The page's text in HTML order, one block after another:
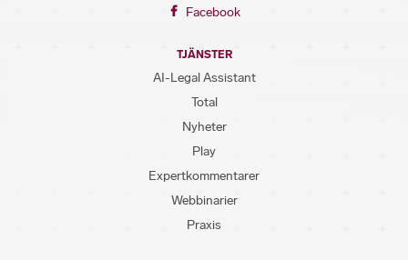
Facebook
TJÄNSTER
AI-Legal Assistant
Total
Nyheter
Play
Expertkommentarer
Webbinarier
Praxis